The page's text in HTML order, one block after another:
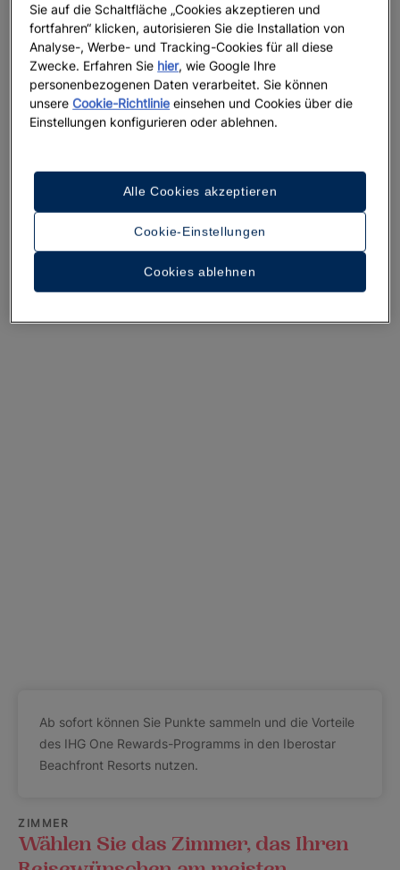
Ein Rundgang durch das Hotel
Ab sofort können Sie Punkte sammeln und die Vorteile
des IHG One Rewards-Programms in den Iberostar
Beachfront Resorts nutzen.
ZIMMER
Wählen Sie das Zimmer, das Ihren
Sie auf die Schaltfläche „Cookies akzeptieren und
fortfahren“ klicken, autorisieren Sie die Installation von
Analyse-, Werbe- und Tracking-Cookies für all diese
Zwecke. Erfahren Sie hier, wie Google Ihre
personenbezogenen Daten verarbeitet. Sie können
unsereCookie-Richtlinie einsehen und Cookies über die
Einstellungen konfigurieren oder ablehnen.
Cookie-Einstellungen
Cookies ablehnen
Alle Cookies akzeptieren